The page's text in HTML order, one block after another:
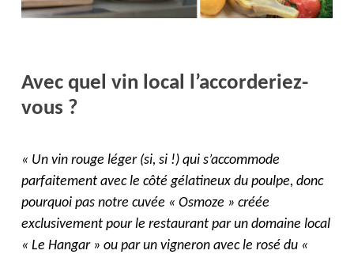
Avec quel vin local l’accorderiez-
vous ?
« Un vin rouge léger (si, si !) qui s’accommode
parfaitement avec le côté gélatineux du poulpe, donc
pourquoi pas notre cuvée « Osmoze » créée
exclusivement pour le restaurant par un domaine local
« Le Hangar » ou par un vigneron avec le rosé du «